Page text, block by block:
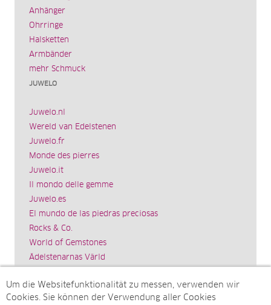
Anhänger
Ohrringe
Halsketten
Armbänder
mehr Schmuck
JUWELO
Juwelo.nl
Wereld van Edelstenen
Juwelo.fr
Monde des pierres
Juwelo.it
Il mondo delle gemme
Juwelo.es
El mundo de las piedras preciosas
Rocks & Co.
World of Gemstones
Ädelstenarnas Värld
Impressum
SITEMAP
Um die Websitefunktionalität zu messen, verwenden wir
Cookies. Sie können der Verwendung aller Cookies